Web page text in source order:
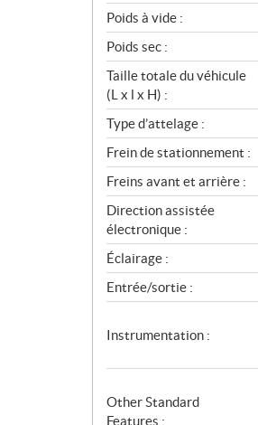
Poids à vide :
Poids sec :
Taille totale du véhicule
(L x l x H) :
Type d’attelage :
Frein de stationnement :
Freins avant et arrière :
Direction assistée
électronique :
Éclairage :
Entrée/sortie :
Instrumentation :
Other Standard
Features :